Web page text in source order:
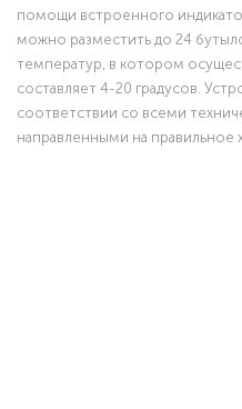
помощи встроенного
можно разместить до 24
температур, в котором
составляет 4-20 градусов.
соответствии со всеми
направленными на правильное